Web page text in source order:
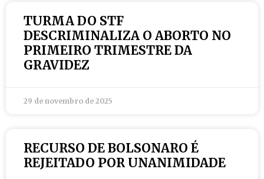
TURMA DO STF
DESCRIMINALIZA O ABORTO NO
PRIMEIRO TRIMESTRE DA
GRAVIDEZ
29 de novembro de 2025
RECURSO DE BOLSONARO É
REJEITADO POR UNANIMIDADE